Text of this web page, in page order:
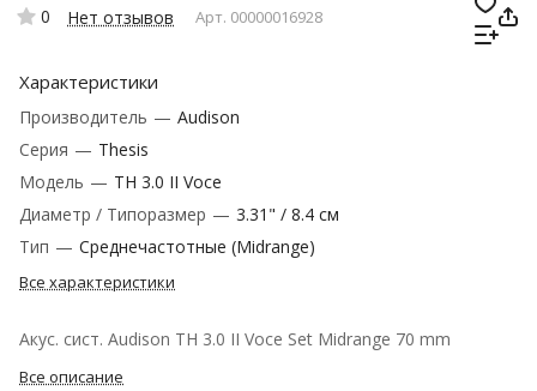
0 Нет отзывов Арт. 00000016928
Характеристики
Производитель — Audison
Серия — Thesis
Модель — TH 3.0 II Voce
Диаметр / Типоразмер — 3.31" / 8.4 см
Тип — Среднечастотные (Midrange)
Все характеристики
Акус. сист. Audison TH 3.0 II Voce Set Midrange 70 mm
Все описание